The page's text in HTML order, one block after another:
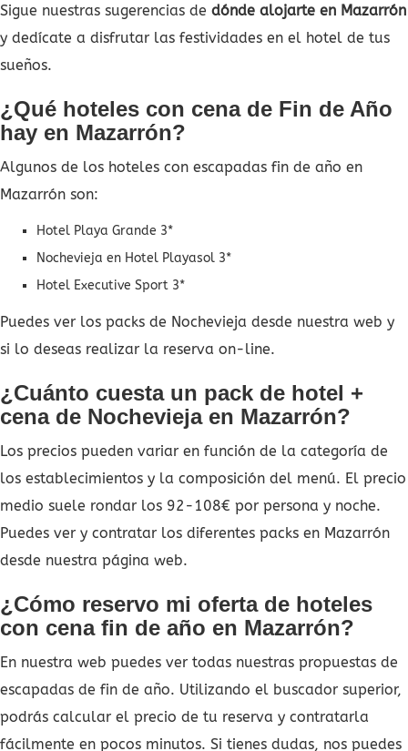
Sigue nuestras sugerencias de dónde alojarte en Mazarrón
y dedícate a disfrutar las festividades en el hotel de tus
sueños.
¿Qué hoteles con cena de Fin de Año
hay en Mazarrón?
Algunos de los hoteles con escapadas fin de año en
Mazarrón son:
Hotel Playa Grande 3*
Nochevieja en Hotel Playasol 3*
Hotel Executive Sport 3*
Puedes ver los packs de Nochevieja desde nuestra web y
si lo deseas realizar la reserva on-line.
¿Cuánto cuesta un pack de hotel +
cena de Nochevieja en Mazarrón?
Los precios pueden variar en función de la categoría de
los establecimientos y la composición del menú. El precio
medio suele rondar los 92-108€ por persona y noche.
Puedes ver y contratar los diferentes packs en Mazarrón
desde nuestra página web.
¿Cómo reservo mi oferta de hoteles
con cena fin de año en Mazarrón?
En nuestra web puedes ver todas nuestras propuestas de
escapadas de fin de año. Utilizando el buscador superior,
podrás calcular el precio de tu reserva y contratarla
fácilmente en pocos minutos. Si tienes dudas, nos puedes